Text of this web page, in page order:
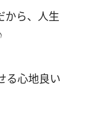
から、人生
る心地良い